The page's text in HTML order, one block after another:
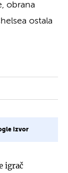
obrana
ostala
izvor
igrač